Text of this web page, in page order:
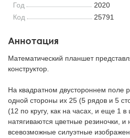
Год
2020
Код
25791
Аннотация
Математический планшет
конструктор.
На квадратном двустороннем поле
одной стороны их 25 (5 рядов и 5
(12 по кругу, как на часах, и еще 1
натягиваются цветные резиночки, и
всевозможные силуэтные